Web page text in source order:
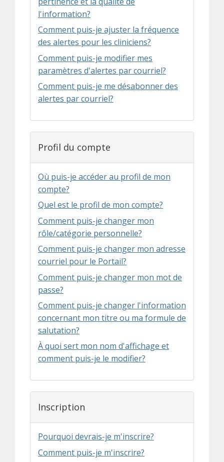
l'information?
Comment puis-je ajuster la fréquence
des alertes pour les cliniciens?
Comment puis-je modifier mes
paramètres d'alertes par courriel?
Comment puis-je me désabonner des
alertes par courriel?
Profil du compte
Où puis-je accéder au profil de mon
compte?
Quel est le profil de mon compte?
Comment puis-je changer mon
rôle/catégorie personnelle?
Comment puis-je changer mon adresse
courriel pour le Portail?
Comment puis-je changer mon mot de
passe?
Comment puis-je changer l'information
concernant mon titre ou ma formule de
salutation?
À quoi sert mon nom d'affichage et
comment puis-je le modifier?
Inscription
Pourquoi devrais-je m'inscrire?
Comment puis-je m'inscrire?